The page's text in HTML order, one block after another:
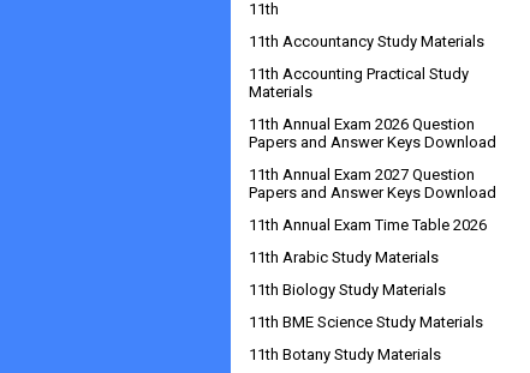
11th
11th Accountancy Study Materials
11th Accounting Practical Study
Materials
11th Annual Exam 2026 Question
Papers and Answer Keys Download
11th Annual Exam 2027 Question
Papers and Answer Keys Download
11th Annual Exam Time Table 2026
11th Arabic Study Materials
11th Biology Study Materials
11th BME Science Study Materials
11th Botany Study Materials